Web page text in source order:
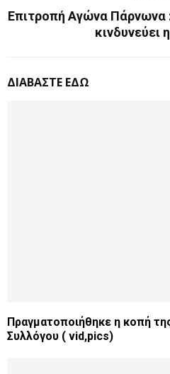
Eπιτροπή Αγώνα
κινδυνεύει
ΔΙΑΒΑΣΤΕ ΕΔΩ
Πραγματοποιήθηκε η κοπή
Συλλόγου ( vid,pics)